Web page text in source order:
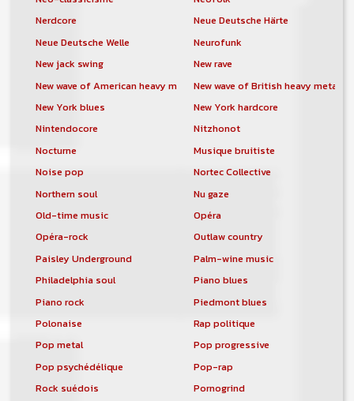
Nerdcore
Neue Deutsche Härte
Neue Deutsche Welle
Neurofunk
New jack swing
New rave
New wave of American heavy metalNew wave of British heavy metal
New York blues
New York hardcore
Nintendocore
Nitzhonot
Nocturne
Musique bruitiste
Noise pop
Nortec Collective
Northern soul
Nu gaze
Old-time music
Opéra
Opéra-rock
Outlaw country
Paisley Underground
Palm-wine music
Philadelphia soul
Piano blues
Piano rock
Piedmont blues
Polonaise
Rap politique
Pop metal
Pop progressive
Pop psychédélique
Pop-rap
Rock suédois
Pornogrind